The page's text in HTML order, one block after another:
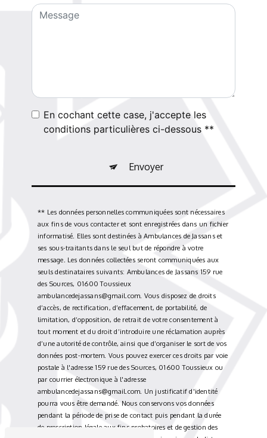
En cochant cette case, j'accepte les
conditions particulières ci-dessous **
Envoyer
** Les données personnelles communiquées sont nécessaires
aux fins de vous contacter et sont enregistrées dans un fichier
informatisé. Elles sont destinées à Ambulances de Jassans et
ses sous-traitants dans le seul but de répondre à votre
message. Les données collectées seront communiquées aux
seuls destinataires suivants: Ambulances de Jassans 159 rue
des Sources, 01600 Toussieux
ambulancedejassans@gmail.com. Vous disposez de droits
d’accès, de rectification, d’effacement, de portabilité, de
limitation, d’opposition, de retrait de votre consentement à
tout moment et du droit d’introduire une réclamation auprès
d’une autorité de contrôle, ainsi que d’organiser le sort de vos
données post-mortem. Vous pouvez exercer ces droits par voie
postale à l'adresse 159 rue des Sources, 01600 Toussieux ou
par courrier électronique à l'adresse
ambulancedejassans@gmail.com. Un justificatif d'identité
pourra vous être demandé. Nous conservons vos données
pendant la période de prise de contact puis pendant la durée
de prescription légale aux fins probatoires et de gestion des